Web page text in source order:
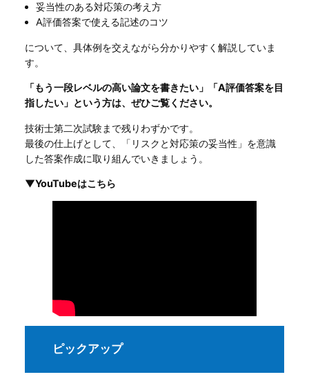
妥当性のある対応策の考え方
A評価答案で使える記述のコツ
について、具体例を交えながら分かりやすく解説していま
す。
「もう一段レベルの高い論文を書きたい」「A評価答案を目
指したい」という方は、ぜひご覧ください。
技術士第二次試験まで残りわずかです。
最後の仕上げとして、「リスクと対応策の妥当性」を意識
した答案作成に取り組んでいきましょう。
▼YouTubeはこちら
ピックアップ